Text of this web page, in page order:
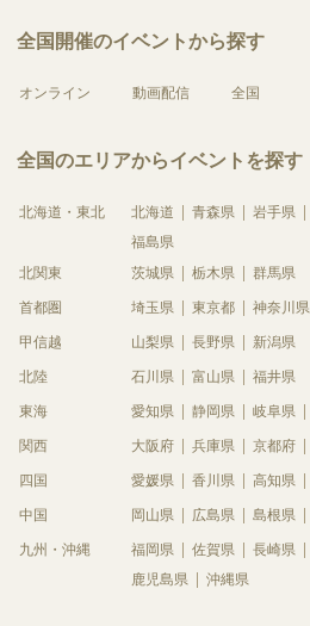
全国開催のイベントから探す
オンライン 動画配信 全国
全国のエリアからイベントを探す
北海道・東北 北海道 青森県 岩手県
福島県
北関東
茨城県 栃木県 群馬県
首都圏 埼玉県 東京都 神奈川県
甲信越 山梨県 長野県 新潟県
北陸 石川県 富山県 福井県
東海 愛知県 静岡県 岐阜県
関西 大阪府 兵庫県 京都府
四国 愛媛県 香川県 高知県
中国 岡山県 広島県 島根県
九州・沖縄 福岡県 佐賀県 長崎県
鹿児島県
沖縄県